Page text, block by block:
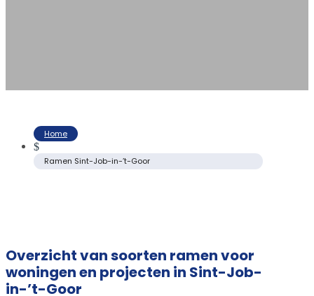
Home
$
Ramen Sint-Job-in-’t-Goor
Overzicht van soorten ramen voor
woningen en projecten in Sint-Job-
in-’t-Goor